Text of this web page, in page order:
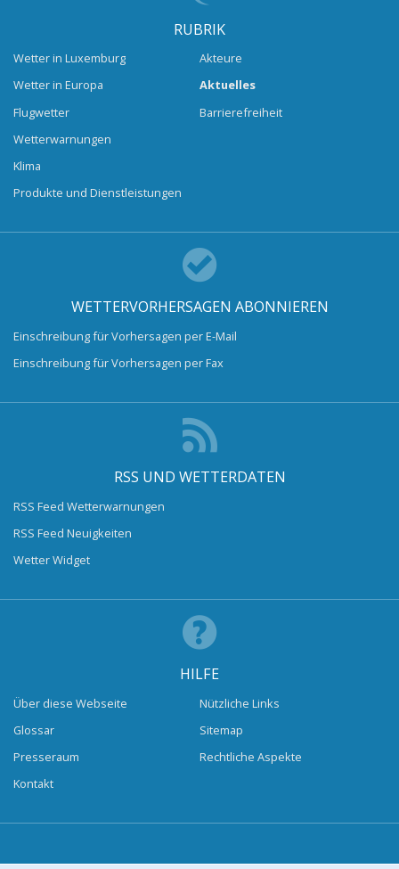
RUBRIK
Wetter in Luxemburg
Wetter in Europa
Flugwetter
Wetterwarnungen
Klima
Produkte und Dienstleistungen
Akteure
Aktuelles
Barrierefreiheit
WETTERVORHERSAGEN ABONNIEREN
Einschreibung für Vorhersagen per E-Mail
Einschreibung für Vorhersagen per Fax
RSS UND WETTERDATEN
RSS Feed Wetterwarnungen
RSS Feed Neuigkeiten
Wetter Widget
HILFE
Über diese Webseite
Glossar
Presseraum
Kontakt
Nützliche Links
Sitemap
Rechtliche Aspekte